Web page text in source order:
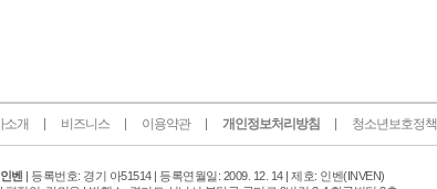
소개 비즈니스 이용약관 개인정보처리방침 청소년보호정책
벤 | 등록번호: 경기 아51514 | 등록연월일: 2009. 12. 14 | 제호: 인벤 (INVEN)